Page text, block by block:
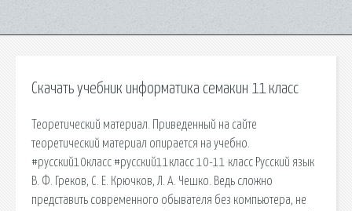
Скачать учебник информатика семакин 11 класс
Теоретический материал. Приведенный на сайте
теоретический материал опирается на учебно.
#русский10класс #русский11класс 10-11 класс Русский язык
В. Ф. Греков, С. Е. Крючков, Л. А. Чешко. Ведь сложно
представить современного обывателя без компьютера, не